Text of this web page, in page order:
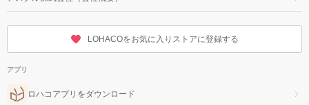
LOHACOをお気に入りストアに登録する
アプリ
ロハコアプリをダウンロード